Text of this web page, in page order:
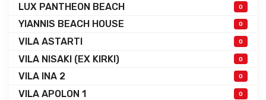
LUX PANTHEON BEACH 0
YIANNIS BEACH HOUSE 0
VILA ASTARTI 0
VILA NISAKI (EX KIRKI) 0
VILA INA 2 0
VILA APOLON 1 0